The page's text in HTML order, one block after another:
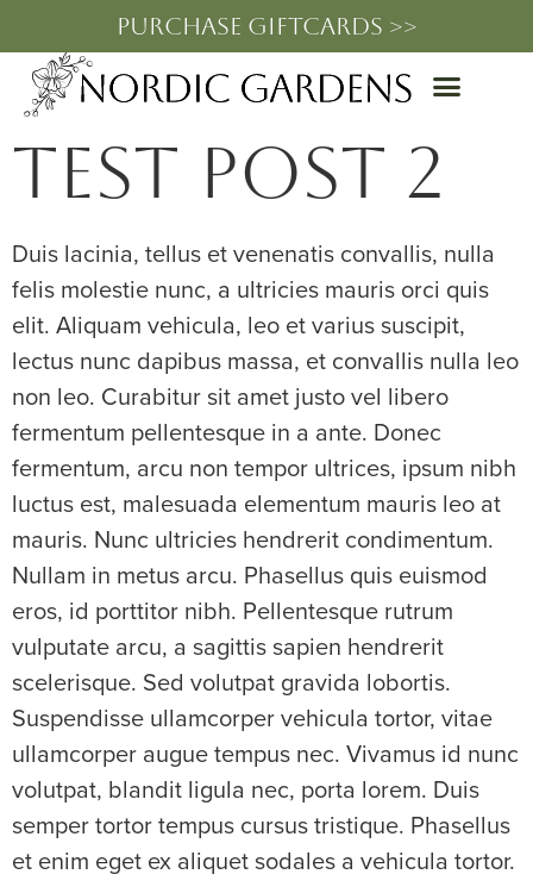
PURCHASE GIFTCARDS >>
TEST POST 2
Duis lacinia, tellus et venenatis convallis, nulla
felis molestie nunc, a ultricies mauris orci quis
elit. Aliquam vehicula, leo et varius suscipit,
lectus nunc dapibus massa, et convallis nulla leo
non leo. Curabitur sit amet justo vel libero
fermentum pellentesque in a ante. Donec
fermentum, arcu non tempor ultrices, ipsum nibh
luctus est, malesuada elementum mauris leo at
mauris. Nunc ultricies hendrerit condimentum.
Nullam in metus arcu. Phasellus quis euismod
eros, id porttitor nibh. Pellentesque rutrum
vulputate arcu, a sagittis sapien hendrerit
scelerisque. Sed volutpat gravida lobortis.
Suspendisse ullamcorper vehicula tortor, vitae
ullamcorper augue tempus nec. Vivamus id nunc
volutpat, blandit ligula nec, porta lorem. Duis
semper tortor tempus cursus tristique. Phasellus
et enim eget ex aliquet sodales a vehicula tortor.